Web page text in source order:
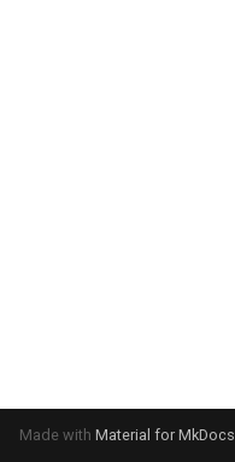
Made with Material for MkDocs